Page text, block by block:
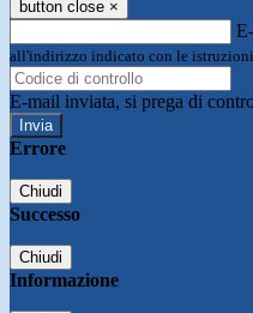
button close ×
all'indirizzo indicato con le istruzioni
E-mail inviata, si prega di
Errore
Chiudi
Successo
Chiudi
Informazione